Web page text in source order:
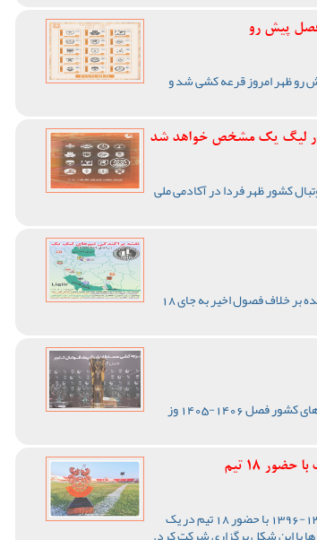
پیش رو
رو ظهر امروز قرعه کشی شد و
در لیگ یک مشخص خواهد شد
کشور ظهر فردا در آکادمی ملی
رقابت های لیگ یک فوتبال کشور در فصل آینده بر خلاف فصول اخیر به جای 18
مراسم قرعه کشی مسابقات لیگ یک باشگاه های کشور فصل 1406-1405 وز
18 تیم
رقابت های لیگ یک فوتبال کشور از فصل 1395-1396 با حضور 18 تیم در یک